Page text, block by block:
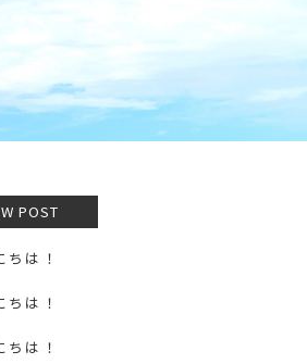
POST
ちは！
ちは！
ちは！